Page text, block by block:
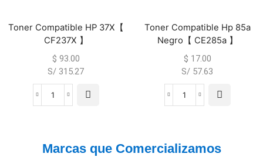
Toner Compatible HP 37X【
CF237X 】
$ 93.00
S/ 315.27
Toner Compatible Hp 85a
Negro【 CE285a 】
$ 17.00
S/ 57.63
Marcas que Comercializamos